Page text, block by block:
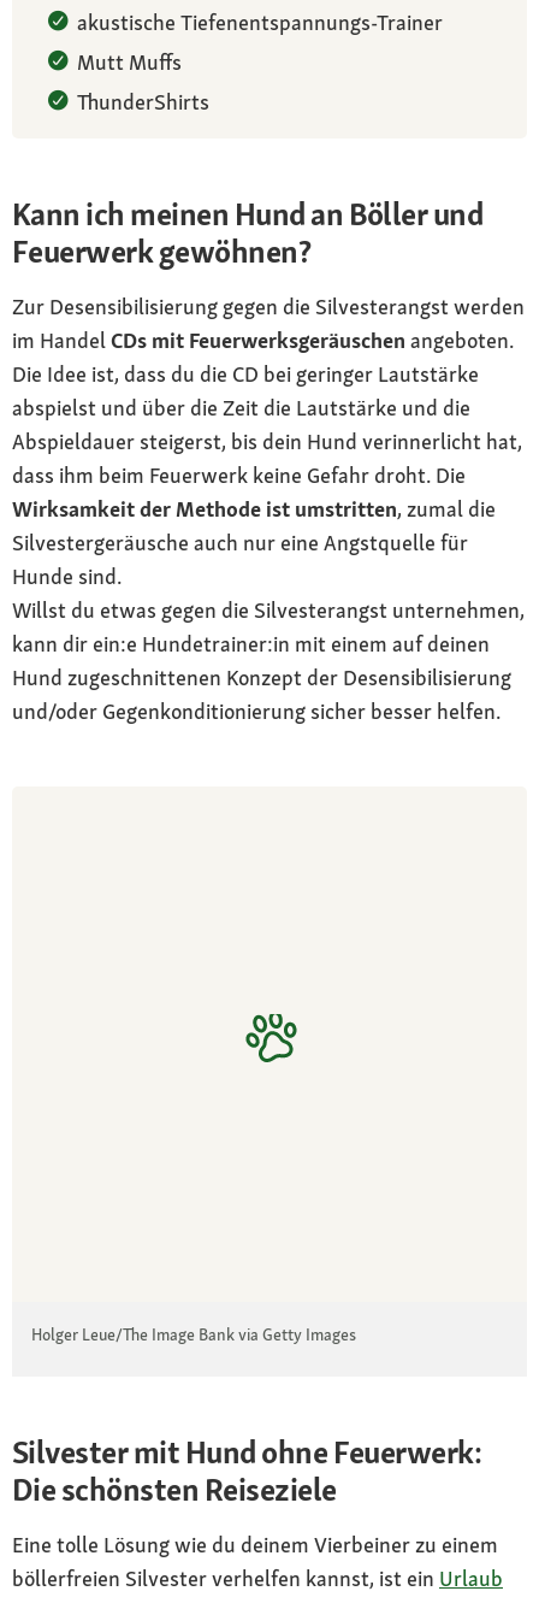
akustische Tiefenentspannungs-Trainer
Mutt Muffs
ThunderShirts
Kann ich meinen Hund an Böller und
Feuerwerk gewöhnen?
Zur Desensibilisierung gegen die Silvesterangst werden
im HandelCDs mit Feuerwerksgeräuschen angeboten.
Die Idee ist, dass du die CD bei geringer Lautstärke
abspielst und über die Zeit die Lautstärke und die
Abspieldauer steigerst, bis dein Hund verinnerlicht hat,
dass ihm beim Feuerwerk keine Gefahr droht. Die
Wirksamkeit der Methode ist umstritten, zumal die
Silvestergeräusche auch nur eine Angstquelle für
Hunde sind.
Willst du etwas gegen die Silvesterangst unternehmen,
kann dir ein:e Hundetrainer:in mit einem auf deinen
Hund zugeschnittenen Konzept der Desensibilisierung
und/oder Gegenkonditionierung sicher besser helfen.
Holger Leue/The Image Bank via Getty Images
Silvester mit Hund ohne Feuerwerk:
Die schönsten Reiseziele
Eine tolle Lösung wie du deinem Vierbeiner zu einem
böllerfreien Silvester verhelfen kannst, ist ein Urlaub